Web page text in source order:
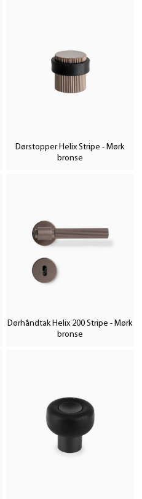
Dørstopper Helix Stripe - Mørk
bronse
Dørhåndtak Helix 200 Stripe - Mørk
bronse